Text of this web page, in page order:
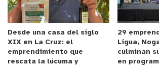
Chile supimos que los $ 200
para ollas comunes estarán
principios de Septiembre. Es
se trata de la primera línea de
que todos los días requieren de
Desde una casa del siglo
XIX en La Cruz: el
emprendimiento que
rescata la lúcuma y
29
Ligua,
culminan
en